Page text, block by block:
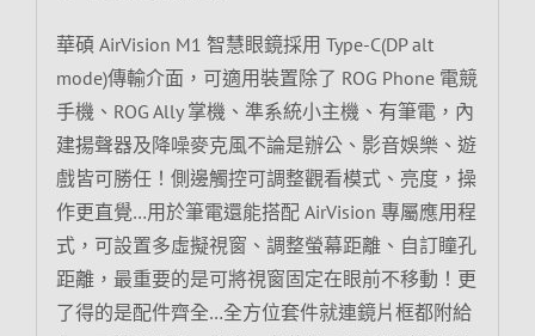
華碩 AirVision M1 智慧眼鏡採用 Type-C(DP alt
mode)傳輸介面，可適用裝置除了 ROG Phone 電競
手機、ROG Ally 掌機、準系統小主機、有筆電，內
建揚聲器及降噪麥克風不論是辦公、影音娛樂、遊
戲皆可勝任！側邊觸控可調整觀看模式、亮度，操
作更直覺…用於筆電還能搭配 AirVision 專屬應用程
式，可設置多虛擬視窗、調整螢幕距離、自訂瞳孔
距離，最重要的是可將視窗固定在眼前不移動！更
了得的是配件齊全…全方位套件就連鏡片框都附給